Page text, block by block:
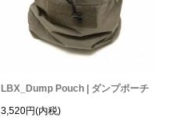
LBX_Dump Pouch | ダンプポーチ
3,520円(内税)